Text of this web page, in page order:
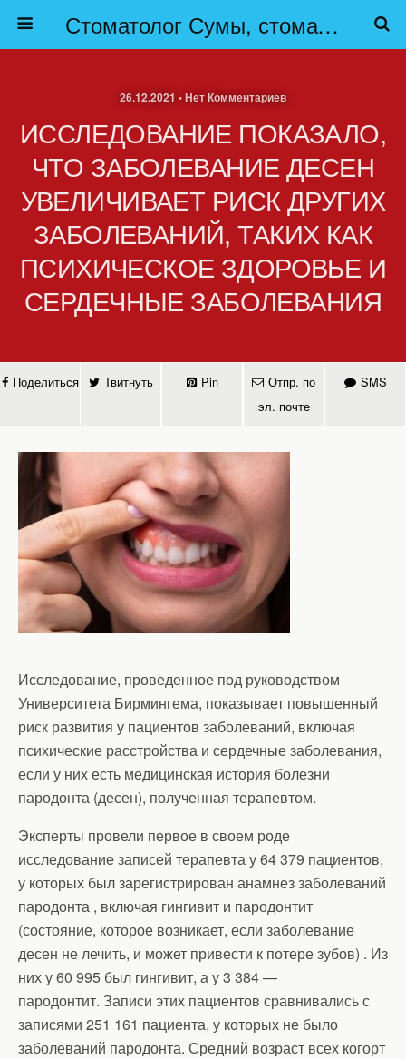
Стоматолог Сумы, стоматологические клиники Сумы, детская стоматология в Сумах. | Частная стоматология Сумы
26.12.2021 • Нет Комментариев
ИССЛЕДОВАНИЕ ПОКАЗАЛО,
ЧТО ЗАБОЛЕВАНИЕ ДЕСЕН
УВЕЛИЧИВАЕТ РИСК ДРУГИХ
ЗАБОЛЕВАНИЙ, ТАКИХ КАК
ПСИХИЧЕСКОЕ ЗДОРОВЬЕ И
СЕРДЕЧНЫЕ ЗАБОЛЕВАНИЯ
Поделиться Твитнуть Pin
Отпр. по
эл. почте
SMS
Исследование, проведенное под руководством
Университета Бирмингема, показывает повышенный
риск развития у пациентов заболеваний, включая
психические расстройства и сердечные заболевания,
если у них есть медицинская история болезни
пародонта (десен), полученная терапевтом.
Эксперты провели первое в своем роде
исследование записей терапевта у 64 379 пациентов,
у которых был зарегистрирован анамнез заболеваний
пародонта , включая гингивит и пародонтит
(состояние, которое возникает, если заболевание
десен не лечить, и может привести к потере зубов) . Из
них у 60 995 был гингивит, а у 3 384 —
пародонтит. Записи этих пациентов сравнивались с
записями 251 161 пациента, у которых не было
заболеваний пародонта. Средний возраст всех когорт